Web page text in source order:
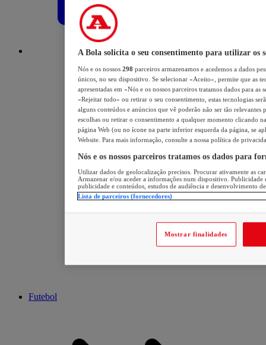
Futebol
A Bola solicita o seu consentimento para utilizar os
Nós e os nossos 298 parceiros armazenamos e acedemos a dados
únicos, no seu dispositivo. Se selecionar «Aceito», permite que as
apresentadas em «Nós e os nossos parceiros tratamos dados para
«Rejeitar tudo» ou retirar o seu consentimento, estas tecnologias
alguns conteúdos e anúncios que vê poderão não ser tão relevantes
escolhas ou retirar o consentimento a qualquer momento clicando
página Web (ou no ícone na parte inferior esquerda da página, se
Website. Para mais informação, consulte a nossa política de
Nós e os nossos parceiros tratamos os dados para
Utilizar dados de geolocalização precisos. Procurar ativamente as
Armazenar e/ou aceder a informações num dispositivo. Publicidade
publicidade e conteúdos, estudos de audiência e desenvolvimento
Lista de parceiros (fornecedores)
Mostrar finalidades